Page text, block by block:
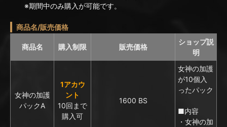
※期間中のみ購入が可能です。
商品名/販売価格
商品名 購入制限 販売価格
ショップ説
明
女神の加護
パックA
1アカウ
ント
10回まで
購入可
1600 BS
女神の加護
が10個入
ったパック
■内容
・女神の加